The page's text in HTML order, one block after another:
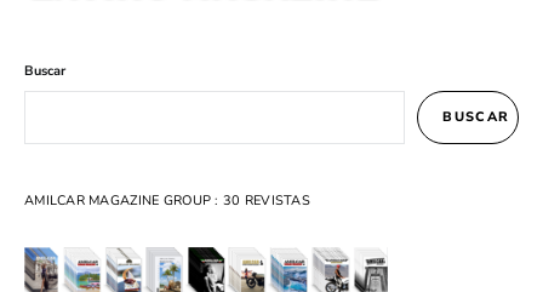
Buscar
BUSCAR
AMILCAR MAGAZINE GROUP : 30 REVISTAS